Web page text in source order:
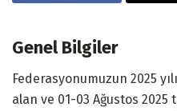
Genel Bilgiler
Federasyonumuzun 2025
alan ve 01-03 Ağustos 2025